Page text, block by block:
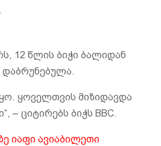
12 წლის ბიჭი ბალიდან
ყოველთვის მიზიდავდა
– ციტირებს ბიჭს BBC.
იაფი ავიაბილეთი